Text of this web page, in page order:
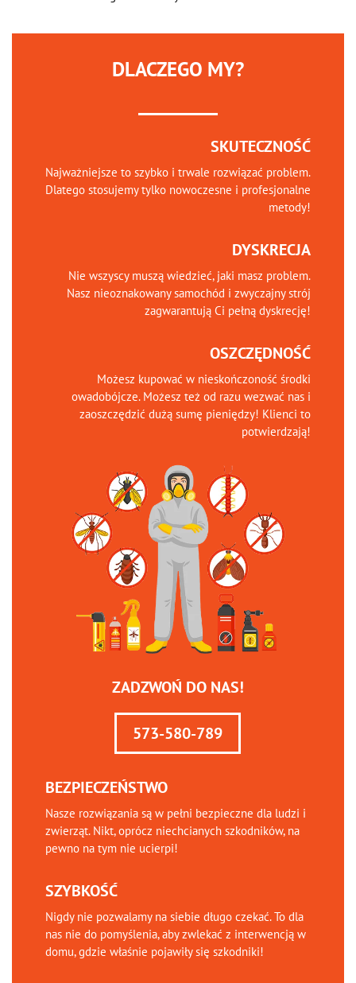
DLACZEGO MY?
SKUTECZNOŚĆ
Najważniejsze to szybko i trwale rozwiązać problem.
Dlatego stosujemy tylko nowoczesne i profesjonalne
metody!
DYSKRECJA
Nie wszyscy muszą wiedzieć, jaki masz problem.
Nasz nieoznakowany samochód i zwyczajny strój
zagwarantują Ci pełną dyskrecję!
OSZCZĘDNOŚĆ
Możesz kupować w nieskończoność środki
owadobójcze. Możesz też od razu wezwać nas i
zaoszczędzić dużą sumę pieniędzy! Klienci to
potwierdzają!
ZADZWOŃ DO NAS!
573-580-789
BEZPIECZEŃSTWO
Nasze rozwiązania są w pełni bezpieczne dla ludzi i
zwierząt. Nikt, oprócz niechcianych szkodników, na
pewno na tym nie ucierpi!
SZYBKOŚĆ
Nigdy nie pozwalamy na siebie długo czekać. To dla
nas nie do pomyślenia, aby zwlekać z interwencją w
domu, gdzie właśnie pojawiły się szkodniki!